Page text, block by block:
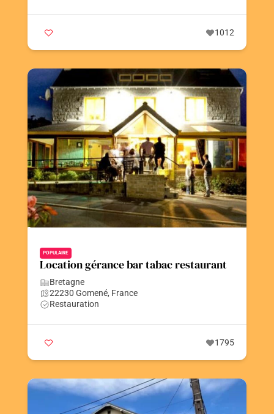
1012
POPULAIRE
Location gérance bar tabac restaurant
Bretagne
22230 Gomené, France
Restauration
1795